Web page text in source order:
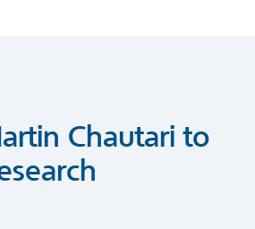
Chautari to